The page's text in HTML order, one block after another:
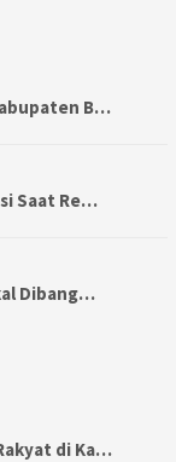
B…
Saat Re…
Dibang…
di Ka…